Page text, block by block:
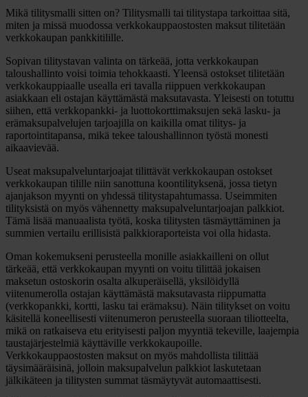
Mikä tilitysmalli sitten on? Tilitysmalli tai tilitystapa tarkoittaa sitä,
miten ja missä muodossa verkkokauppaostosten maksut tilitetään
verkkokaupan pankkitilille.
Sopivan tilitystavan valinta on tärkeää, jotta verkkokaupan
taloushallinto voisi toimia tehokkaasti. Yleensä ostokset tilitetään
verkkokauppiaalle usealla eri tavalla riippuen verkkokaupan
asiakkaan eli ostajan käyttämästä maksutavasta. Yleisesti on totuttu
siihen, että verkkopankki- ja luottokorttimaksujen sekä lasku- ja
erämaksupalvelujen tarjoajilla on kaikilla omat tilitys- ja
raportointitapansa, mikä tekee taloushallinnon työstä monesti
aikaavievää.
Useat maksupalveluntarjoajat tilittävät verkkokaupan ostokset
verkkokaupan tilille niin sanottuna koontilityksenä, jossa tietyn
ajanjakson myynti on yhdessä tilitystapahtumassa. Useimmiten
tilityksistä on myös vähennetty maksupalveluntarjoajan palkkiot.
Tämä lisää manuaalista työtä, koska tilitysten täsmäyttäminen ja
summien vertailu erillisistä palkkioraporteista voi olla hidasta.
Oman kokemukseni perusteella monille asiakkailleni on ollut
tärkeää, että verkkokaupan myynti on voitu tilittää jokaisen
maksetun ostoskorin osalta alkuperäisellä, yksilöidyllä
viitenumerolla ostajan käyttämästä maksutavasta riippumatta
(verkkopankki, kortti, lasku tai erämaksu). Näin tilitykset on voitu
käsitellä koneellisesti viitenumeron perusteella suoraan tiliotteelta,
mikä on ratkaiseva etu erityisesti paljon myyntiä tekeville, laajempia
taustajärjestelmiä käyttäville verkkokaupoille.
Verkkokauppaostosten maksut on myös mahdollista tilittää
täysimääräisinä, jolloin maksupalvelun palkkiot laskutetaan
jälkikäteen ja tilitysten summat täsmäytyvät automaattisesti.